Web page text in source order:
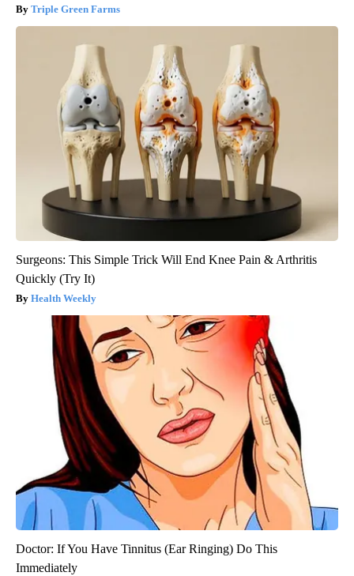
Triple Green Farms
Surgeons: This Simple Trick Will End Knee Pain & Arthritis
Quickly (Try It)
Health Weekly
Doctor: If You Have Tinnitus (Ear Ringing) Do This
Immediately